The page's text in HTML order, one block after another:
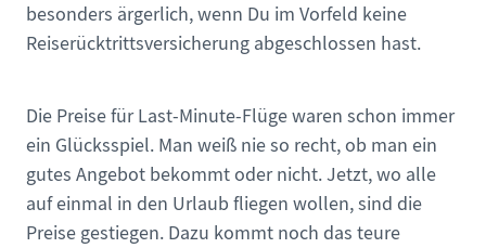
besonders ärgerlich, wenn Du im Vorfeld keine
Reiserücktrittsversicherung abgeschlossen hast.
Die Preise für Last-Minute-Flüge waren schon immer
ein Glücksspiel. Man weiß nie so recht, ob man ein
gutes Angebot bekommt oder nicht. Jetzt, wo alle
auf einmal in den Urlaub fliegen wollen, sind die
Preise gestiegen. Dazu kommt noch das teure